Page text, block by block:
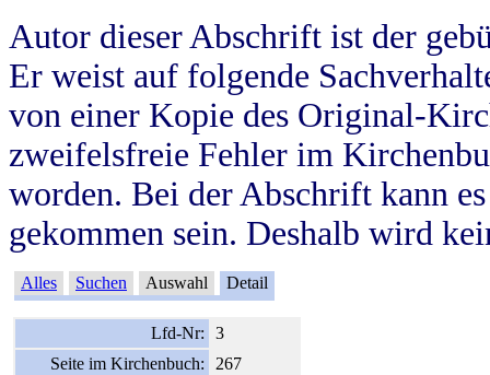
Autor dieser Abschrift ist der
Er weist auf folgende
von einer Kopie des Original-
zweifelsfreie Fehler im
worden. Bei der Abschrift kann
gekommen sein. Deshalb wird
Alles Suchen Auswahl Detail
Lfd-Nr:
3
Seite im Kirchenbuch:
267